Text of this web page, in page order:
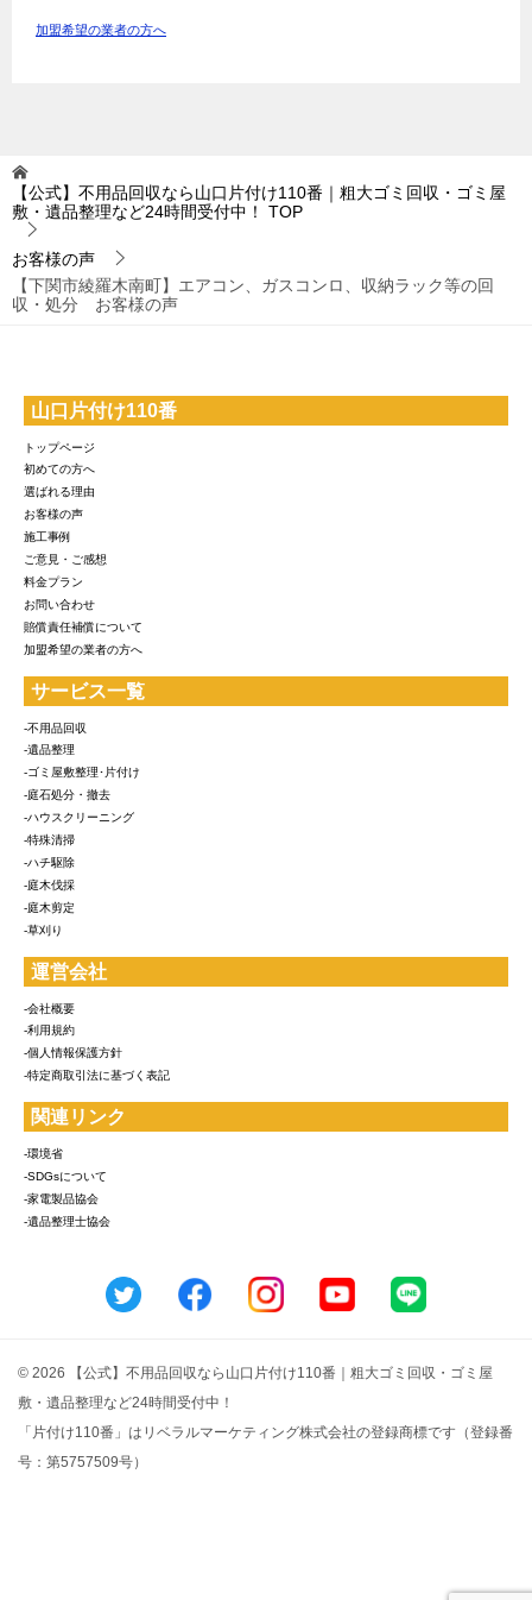
加盟希望の業者の方へ
【公式】不用品回収なら山口片付け110番｜粗大ゴミ回収・ゴミ屋
敷・遺品整理など24時間受付中！
TOP
お客様の声
【下関市綾羅木南町】エアコン、ガスコンロ、収納ラック等の回
収・処分 お客様の声
山口片付け110番
トップページ
初めての方へ
選ばれる理由
お客様の声
施工事例
ご意見・ご感想
料金プラン
お問い合わせ
賠償責任補償について
加盟希望の業者の方へ
サービス一覧
-不用品回収
-遺品整理
-ゴミ屋敷整理･片付け
-庭石処分・撤去
-ハウスクリーニング
-特殊清掃
-ハチ駆除
-庭木伐採
-庭木剪定
-草刈り
運営会社
-会社概要
-利用規約
-個人情報保護方針
-特定商取引法に基づく表記
関連リンク
-環境省
-SDGsについて
-家電製品協会
-遺品整理士協会
© 2026 【公式】不用品回収なら山口片付け110番｜粗大ゴミ回収・ゴミ屋
敷・遺品整理など24時間受付中！
「片付け110番」はリベラルマーケティング株式会社の登録商標です（登録番
号：第5757509号）